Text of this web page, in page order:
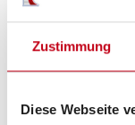
Zustimmung
Diese Webseite
Tag